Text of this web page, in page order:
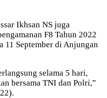
Ikhsan NS juga
F8 Tahun 2022
11 September di Anjungan
selama 5 hari,
bersama TNI dan Polri,”